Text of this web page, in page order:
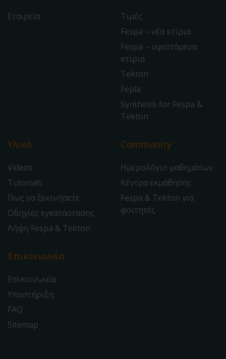
Εταιρεία
Τιμές
Fespa – νέα κτίρια
Fespa – υφιστάμενα
κτίρια
Tekton
Fepla
Synthesis for Fespa &
Tekton
Υλικό
Videos
Tutorials
Πως να ξεκινήσετε
Οδηγίες εγκατάστασης
Λήψη Fespa & Tekton
Community
Ημερολόγιο μαθημάτων
Κέντρα εκμάθησης
Fespa & Tekton για
φοιτητές
Επικοινωνία
Επικοινωνία
Υποστήριξη
FAQ
Sitemap